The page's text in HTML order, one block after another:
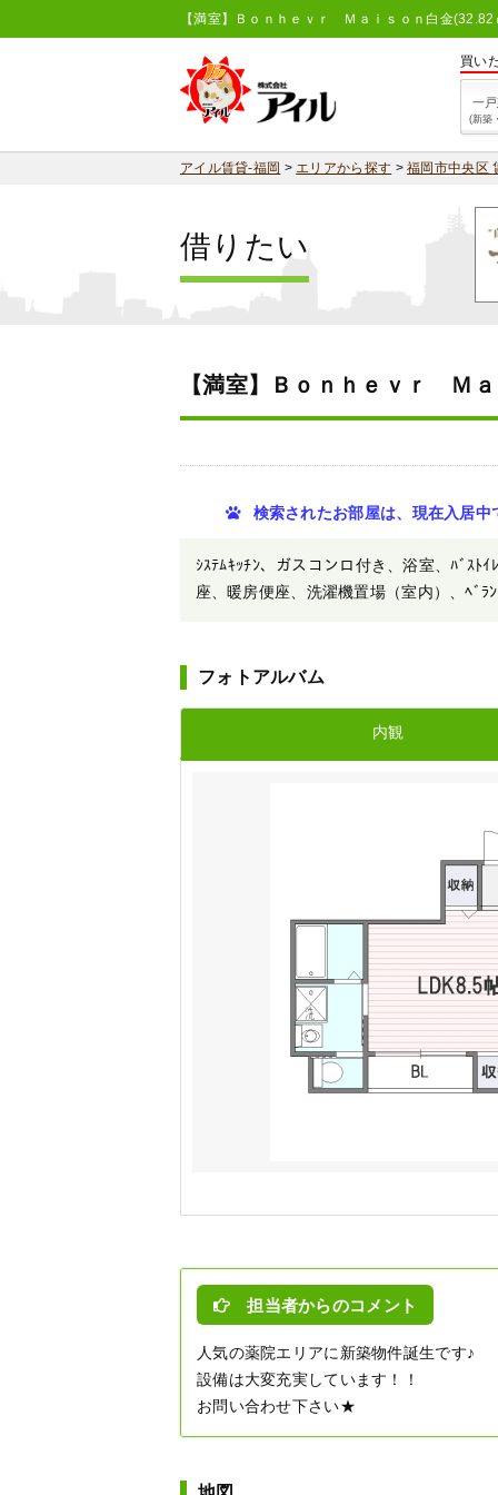
【満室】Ｂｏｎｈｅｖｒ Ｍａｉｓｏｎ白金
買い
一
(新築
アイル賃貸-福岡 >エリアから探す >福岡市中央区
借りたい
【満室】Ｂｏｎｈｅｖｒ Ｍ
検索されたお部屋は、現在入居
ｼｽﾃﾑｷｯﾁﾝ、ガスコンロ付き、浴室、ﾊﾞｽﾄ
座、暖房便座、洗濯機置場（室内）、ﾍﾞﾗ
フォトアルバム
内観
担当者からのコメント
人気の薬院エリアに新築物件誕生です♪
設備は大変充実しています！！
お問い合わせ下さい★